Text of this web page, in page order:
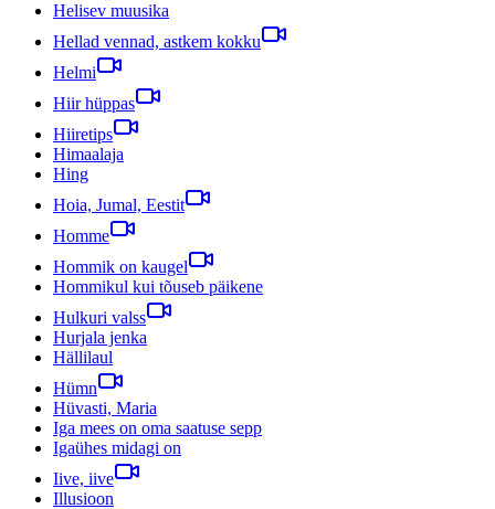
Helisev muusika
Hellad vennad, astkem kokku
Helmi
Hiir hüppas
Hiiretips
Himaalaja
Hing
Hoia, Jumal, Eestit
Homme
Hommik on kaugel
Hommikul kui tõuseb päikene
Hulkuri valss
Hurjala jenka
Hällilaul
Hümn
Hüvasti, Maria
Iga mees on oma saatuse sepp
Igaühes midagi on
Iive, iive
Illusioon